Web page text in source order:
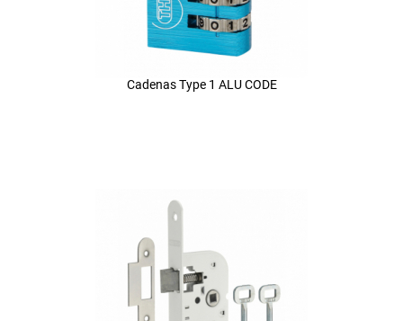
Cadenas Type 1 ALU CODE